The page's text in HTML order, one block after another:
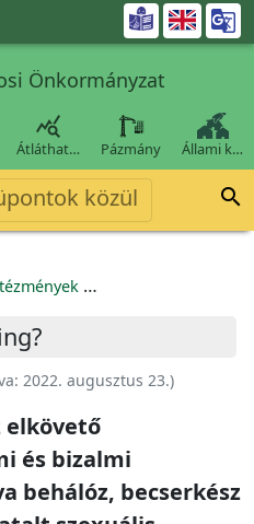

Önkormányzat

Átláthat… Pázmány Állami k…
közül 
2022. augusztus 23.)
elkövető
és bizalmi
behálóz, becserkész